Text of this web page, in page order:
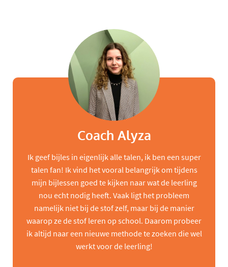
Coach Alyza
Ik geef bijles in eigenlijk alle talen, ik ben een super
talen fan! Ik vind het vooral belangrijk om tijdens
mijn bijlessen goed te kijken naar wat de leerling
nou echt nodig heeft. Vaak ligt het probleem
namelijk niet bij de stof zelf, maar bij de manier
waarop ze de stof leren op school. Daarom probeer
ik altijd naar een nieuwe methode te zoeken die wel
werkt voor de leerling!